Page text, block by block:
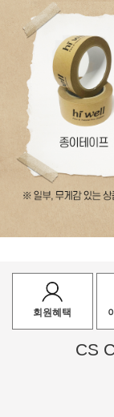
회원혜택
CS